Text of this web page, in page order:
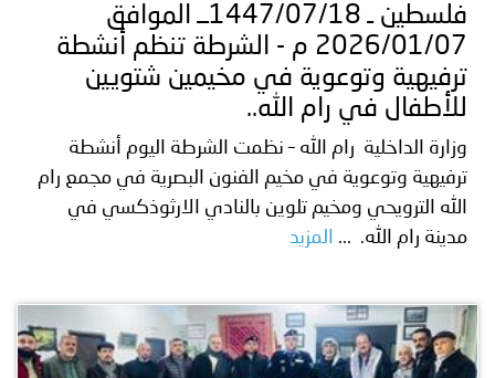
فلسطين ـ 1447/07/18ــ الموافق
2026/01/07 م - الشرطة تنظم أنشطة
ترفيهية وتوعوية في مخيمين شتويين
للأطفال في رام الله..
وزارة الداخلية رام الله – نظمت الشرطة اليوم أنشطة
ترفيهية وتوعوية في مخيم الفنون البصرية في مجمع رام
الله الترويحي ومخيم تلوين بالنادي الارثوذكسي في
مدينة رام الله. ...
المزيد